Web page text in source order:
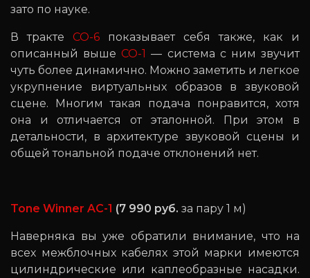
зато по науке.
В тракте CO-6 показывает себя также, как и
описанный вышеCO-1 — система с ним звучит
чуть более динамично. Можно заметить и легкое
укрупнение виртуальных образов в звуковой
сцене. Многим такая подача понравится, хотя
она и отличается от эталонной. При этом в
детальности, в архитектуре звуковой сцены и
общей тональной подаче отклонений нет.
Tone Winner AC-1 (7 990 руб. за пару 1 м)
Наверняка вы уже обратили внимание, что на
всех межблочных кабелях этой марки имеются
цилиндрические или каплеобразные насадки.